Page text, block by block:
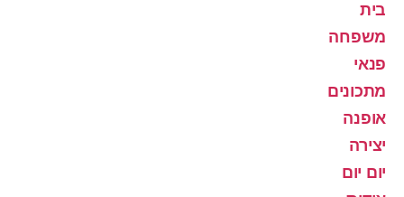
בית
משפחה
פנאי
מתכונים
אופנה
יצירה
יום יום